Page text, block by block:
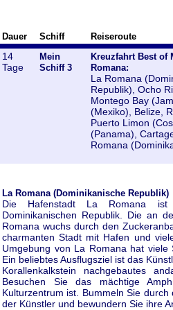
Dauer Schiff Reiseroute
14
Tage
Mein
Schiff 3
Kreuzfahrt Best of
Romana:
La Romana
Republik), Ocho
Montego Bay
(Mexiko), Belize,
Puerto Limon
(Panama),
Romana
La Romana (Dominikanische Republik)
Die Hafenstadt La Romana
Dominikanischen Republik. Die an
Romana wuchs durch den
charmanten Stadt mit Hafen und
Umgebung von La Romana hat viele
Ein beliebtes Ausflugsziel ist das
Korallenkalkstein nachgebautes
Besuchen Sie das mächtige
Kulturzentrum ist. Bummeln Sie
der Künstler und bewundern Sie ihre